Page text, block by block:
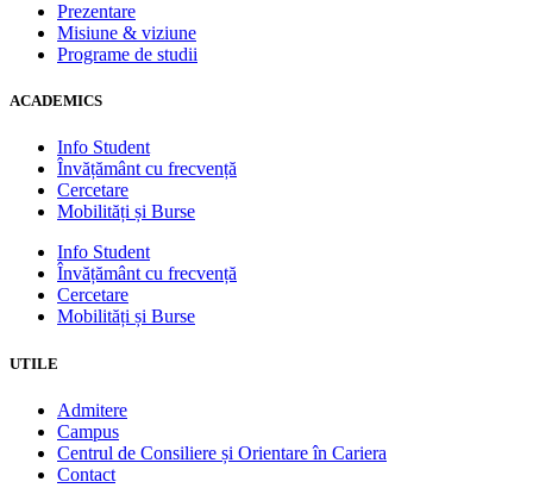
Prezentare
Misiune & viziune
Programe de studii
ACADEMICS
Info Student
Învățământ cu frecvență
Cercetare
Mobilități și Burse
Info Student
Învățământ cu frecvență
Cercetare
Mobilități și Burse
UTILE
Admitere
Campus
Centrul de Consiliere și Orientare în Cariera
Contact